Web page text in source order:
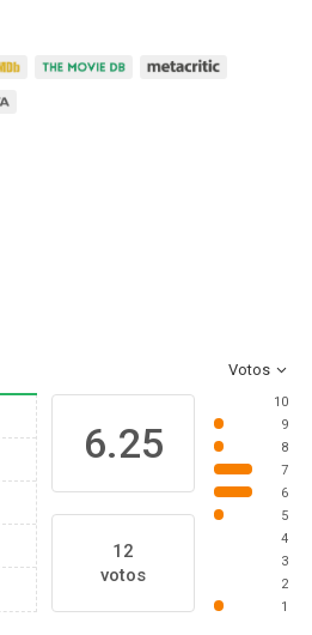
Votos
6.25
12
votos
10
9
8
7
6
5
4
3
2
1